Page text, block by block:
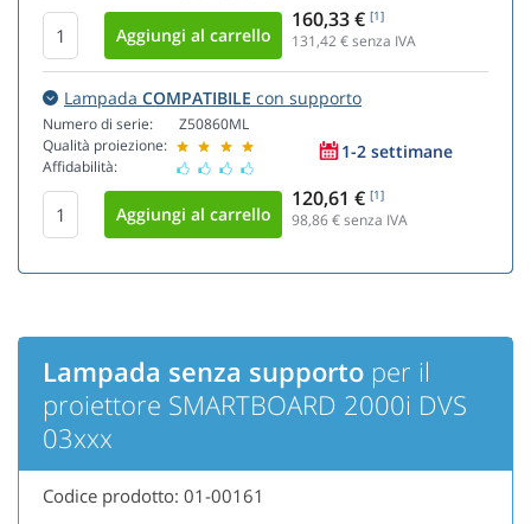
160,33 € [1]
131,42€ senza IVA
Lampada COMPATIBILE con supporto
Numero di serie:
Qualità proiezione:
Affidabilità:
Z50860ML
1-2 settimane
120,61 € [1]
98,86€ senza IVA
Lampada senza supporto per il
proiettore SMARTBOARD 2000i DVS
03xxx
Codice prodotto: 01-00161